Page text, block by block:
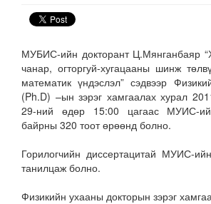
МУБИС-ийн докторант Ц.Мянганбаяр
чанар, огторгуй-хугацааны шинж
математик үндэслэл” сэдвээр
(Ph.D) –ын зэрэг хамгаалах хурал
29-ний өдөр 15:00 цагаас МУИС-
байрны 320 тоот өрөөнд болно.
Горилогчийн диссертацитай МУИС-
танилцаж болно.
Физикийн ухааны докторын зэрэг